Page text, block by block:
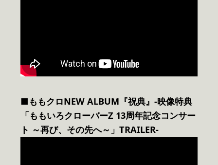
■ももクロNEW ALBUM『祝典』-映像特典
「ももいろクローバーZ 13周年記念コンサー
ト ～再び、その先へ～」TRAILER-